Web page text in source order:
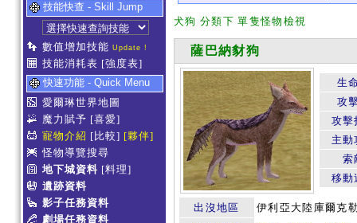
技能快查 - Skill Jump
數值增加技能 Update !
技能消耗表 [強度表]
快速功能 - Quick Menu
愛爾琳世界地圖
魔力賦予 [喜愛]
寵物介紹 [比較] [夥伴]
怪物導覽搜尋
地下城資料 [料理]
遺跡資料
影子任務資料
劇場任務資料
犬狗 分類下 單隻怪物檢視
薩巴納豺狗
生
攻
攻擊
主動
索
移動
出沒地區
伊利亞大陸庫爾克